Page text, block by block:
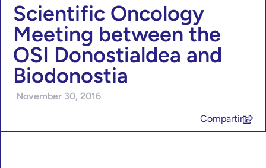
Scientific Oncology
Meeting between the
OSI Donostialdea and
Biodonostia
November 30, 2016
Compartir